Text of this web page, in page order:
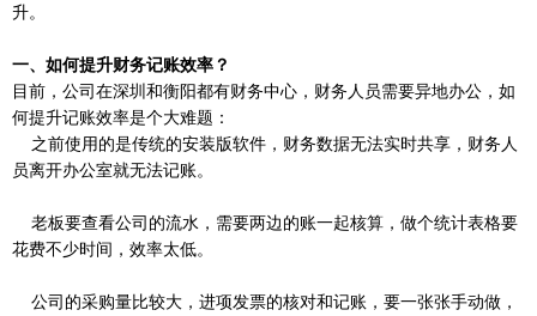
升。
一、如何提升财务记账效率？
目前，公司在深圳和衡阳都有财务中心，财务人员需要异地办公，如
何提升记账效率是个大难题：
之前使用的是传统的安装版软件，财务数据无法实时共享，财务人
员离开办公室就无法记账。
老板要查看公司的流水，需要两边的账一起核算，做个统计表格要
花费不少时间，效率太低。
公司的采购量比较大，进项发票的核对和记账，要一张张手动做，